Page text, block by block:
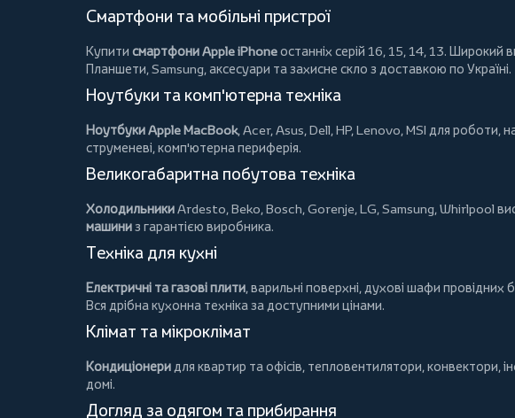
Смартфони та мобільні пристрої
Купити смартфони Apple iPhoneостанніх серій 16, 15, 14, 13. Широкий
Планшети, Samsung, аксесуари тазахисне скло з доставкою по Україні.
Ноутбуки та комп'ютерна техніка
Ноутбуки Apple MacBook,Acer,Asus,Dell,HP,Lenovo,MSI для роботи,
струменеві, комп'ютерна периферія.
Великогабаритна побутова техніка
ХолодильникиArdesto,Beko,Bosch,Gorenje,LG,Samsung,Whirlpool
машиниз гарантією виробника.
Техніка для кухні
Електричні та газові плити, варильні поверхні, духові шафи провідних
Вся дрібна кухонна техніка за доступними цінами.
Клімат та мікроклімат
Кондиціонеридля квартир та офісів, тепловентилятори,конвектори,
домі.
Догляд за одягом та прибирання